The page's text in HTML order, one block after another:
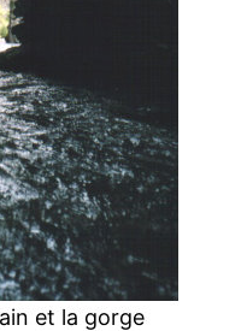
et la gorge